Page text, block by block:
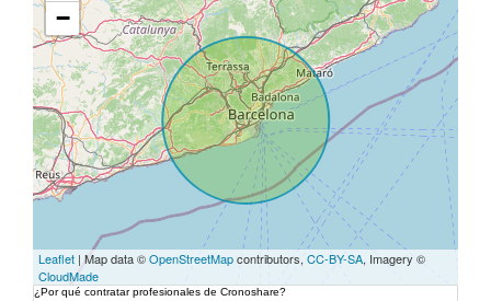
−
Leaflet | Map data ©OpenStreetMapcontributors, CC-BY-SA, Imagery ©
CloudMade
¿Por qué contratar profesionales de Cronoshare?